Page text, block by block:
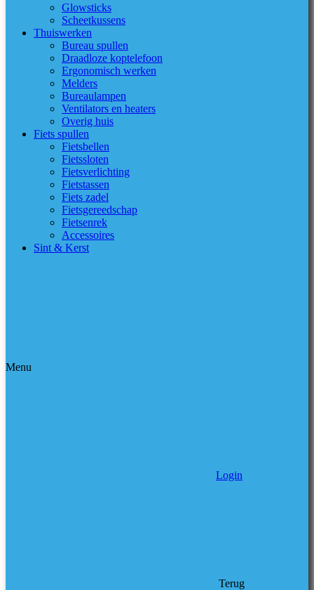
Glowsticks
Scheetkussens
Thuiswerken
Bureau spullen
Draadloze koptelefoon
Ergonomisch werken
Melders
Bureaulampen
Ventilators en heaters
Overig huis
Fiets spullen
Fietsbellen
Fietssloten
Fietsverlichting
Fietstassen
Fiets zadel
Fietsgereedschap
Fietsenrek
Accessoires
Sint & Kerst
Menu
Login
Terug